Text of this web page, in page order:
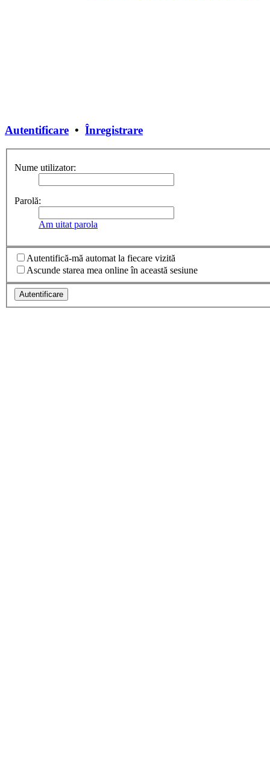
Autentificare • Înregistrare
Nume utilizator:
Parolă:
Am uitat parola
Autentifică-mă automat la fiecare vizită
Ascunde starea mea online în această sesiune